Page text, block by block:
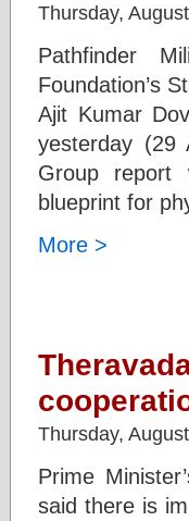
Thursday,
Pathfinder
Foundation’s
Ajit Kumar
yesterday (29
Group report
blueprint for
More >
Thursday,
Prime
said there is